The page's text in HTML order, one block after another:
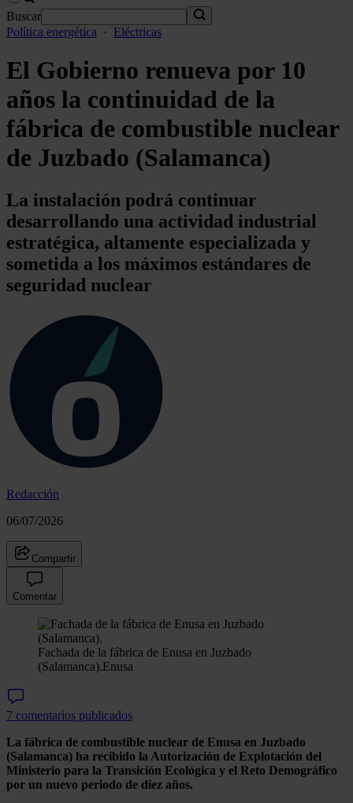
Buscar
Política energética
· Eléctricas
El Gobierno renueva por 10
años la continuidad de la
fábrica de combustible nuclear
de Juzbado (Salamanca)
La instalación podrá continuar
desarrollando una actividad industrial
estratégica, altamente especializada y
sometida a los máximos estándares de
seguridad nuclear
Redacción
06/07/2026
Compartir
Comentar
Fachada de la fábrica de Enusa en Juzbado
(Salamanca).Enusa
7 comentarios publicados
La fábrica de combustible nuclear de Enusa en Juzbado
(Salamanca) ha recibido la Autorización de Explotación del
Ministerio para la Transición Ecológica y el Reto Demográfico
por un nuevo periodo de diez años.